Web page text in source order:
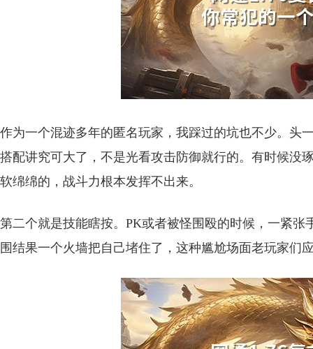
作为一个混迹多年的匿名玩家，我踩过的坑也不少。头
搭配讲究可大了，不是光看攻击防御就行的。有时候没
软绵绵的，战斗力根本发挥不出来。
第二个就是技能瞎按。PK或者被怪围殴的时候，一紧
围结果一个火墙把自己堵住了，这种尴尬场面老玩家们